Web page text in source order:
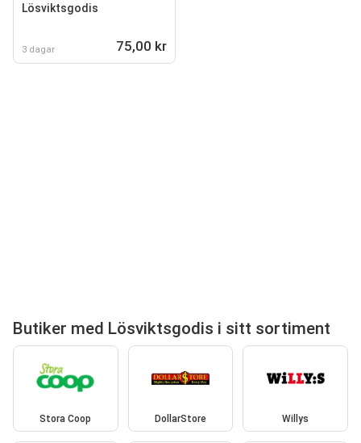
Lösviktsgodis
3 dagar 75,00 kr
Butiker med Lösviktsgodis i sitt sortiment
Stora Coop DollarStore Willys